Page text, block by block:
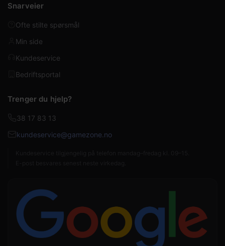
Snarveier
Ofte stilte spørsmål
Min side
Kundeservice
Bedriftsportal
Trenger du hjelp?
38 17 83 13
kundeservice@gamezone.no